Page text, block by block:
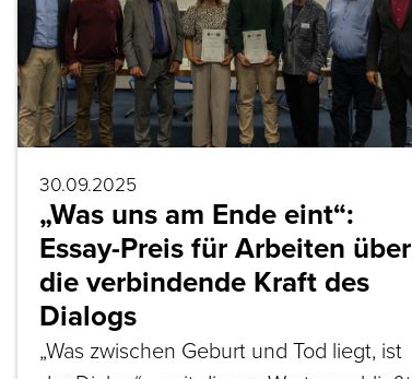
30.09.2025
„Was uns am Ende eint“:
Essay-Preis für Arbeiten über
die verbindende Kraft des
Dialogs
„Was zwischen Geburt und Tod liegt, ist